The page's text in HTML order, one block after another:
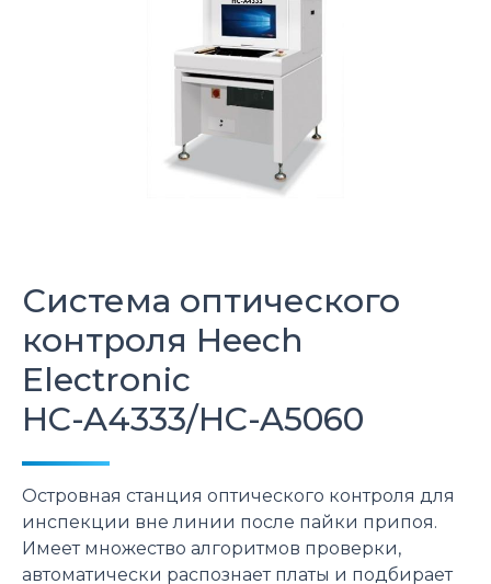
Система оптического
контроля Heech
Electronic
HC-A4333/HC-A5060
Островная станция оптического контроля для
инспекции вне линии после пайки припоя.
Имеет множество алгоритмов проверки,
автоматически распознает платы и подбирает